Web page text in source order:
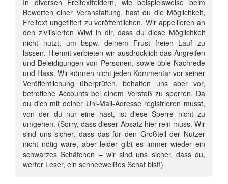
In diversen Freitextfeldern, wie beispielsweise beim
Bewerten einer Veranstaltung, hast du die Möglichkeit,
Freitext ungefiltert zu veröffentlichen. Wir appellieren an
den zivilisierten Wiwi in dir, dass du diese Möglichkeit
nicht nutzt, um bspw. deinem Frust freien Lauf zu
lassen. Hiermit verbieten wir ausdrücklich das Angreifen
und Beleidigungen von Personen, sowie üble Nachrede
und Hass. Wir können nicht jeden Kommentar vor seiner
Veröffentlichung überprüfen, behalten uns aber vor,
betroffene Accounts bei einem Verstoß zu sperren. Da
du dich mit deiner Uni-Mail-Adresse registrieren musst,
von der du nur eine hast, ist diese Sperre nicht zu
umgehen. (Sorry, dass dieser Absatz hier rein muss. Wir
sind uns sicher, dass das für den Großteil der Nutzer
nicht nötig wäre, aber leider gibt es immer wieder ein
schwarzes Schäfchen – wir sind uns sicher, dass du,
werter Leser, ein schneeweißes Schaf bist!)